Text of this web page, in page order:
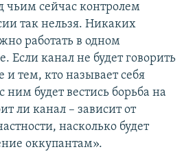
чьим сейчас контролем
так нельзя. Никаких
работать в одном
Если канал не будет говорить
и тем, кто называет себя
ним будет вестись борьба на
ли канал – зависит от
насколько будет
оккупантам».